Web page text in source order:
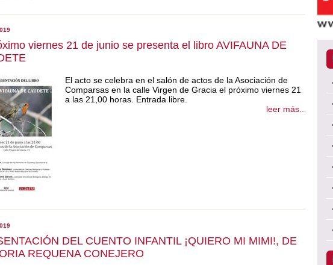
viernes 21 de junio se presenta el libro AVIFAUNA DE
El acto se celebra en el salón de actos de la Asociación de
Comparsas en la calle Virgen de Gracia el próximo viernes 21
a las 21,00 horas. Entrada libre.
leer más...
DEL CUENTO INFANTIL ¡QUIERO MI MIMI!, DE
REQUENA CONEJERO